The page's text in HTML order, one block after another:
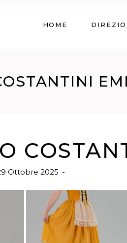
HOME
Ottobre 2025